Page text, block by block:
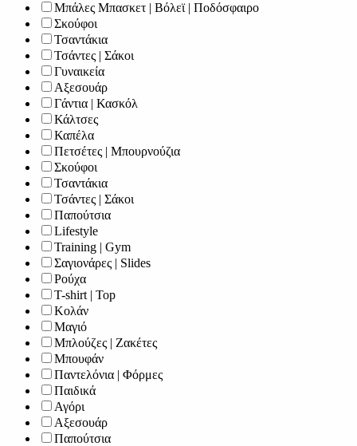
Μπάλες Μπασκετ | Βόλεϊ | Ποδόσφαιρο
Σκούφοι
Τσαντάκια
Τσάντες | Σάκοι
Γυναικεία
Αξεσουάρ
Γάντια | Κασκόλ
Κάλτσες
Καπέλα
Πετσέτες | Μπουρνούζια
Σκούφοι
Τσαντάκια
Τσάντες | Σάκοι
Παπούτσια
Lifestyle
Training | Gym
Σαγιονάρες | Slides
Ρούχα
T-shirt | Top
Κολάν
Μαγιό
Μπλούζες | Ζακέτες
Μπουφάν
Παντελόνια | Φόρμες
Παιδικά
Αγόρι
Αξεσουάρ
Παπούτσια